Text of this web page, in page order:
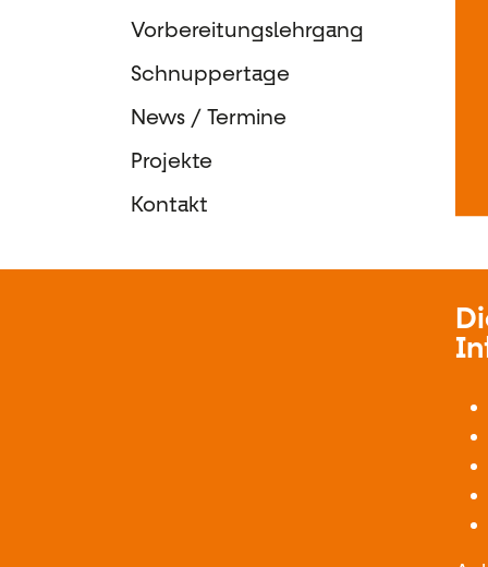
Vorbereitungslehrgang
Schnuppertage
News / Termine
Projekte
Kontakt